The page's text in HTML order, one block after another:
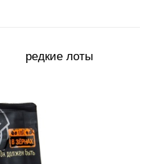
редкие лоты
кофемашина, гейзер